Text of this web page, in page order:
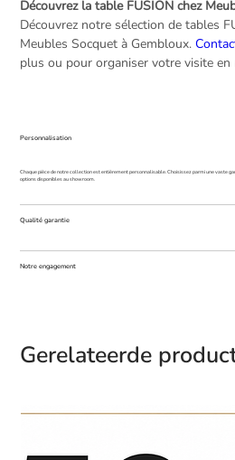
Découvrez la table FUSION chez
Découvrez notre sélection de tables
Meubles Socquet à Gembloux.
plus ou pour organiser votre visite en
Personnalisation
Chaque pièce de notre collection est entièrement personnalisable. Choisissez parmi une vaste
options disponibles au showroom.
Qualité garantie
Notre engagement
Gerelateerde